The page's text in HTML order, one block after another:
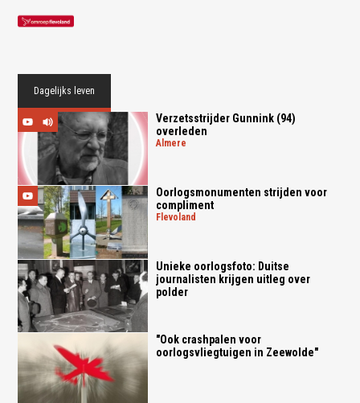
Dagelijks leven
Verzetsstrijder Gunnink (94)
overleden
almere
Oorlogsmonumenten strijden voor
compliment
flevoland
Unieke oorlogsfoto: Duitse
journalisten krijgen uitleg over
polder
"Ook crashpalen voor
oorlogsvliegtuigen in Zeewolde"